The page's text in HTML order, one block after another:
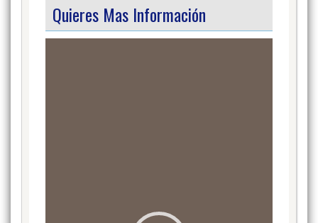
Quieres Mas Información